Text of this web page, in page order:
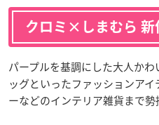
クロミ×しまむら 新
パープルを基調にした大人か
ッグといったファッションア
ーなどのインテリア雑貨まで勢